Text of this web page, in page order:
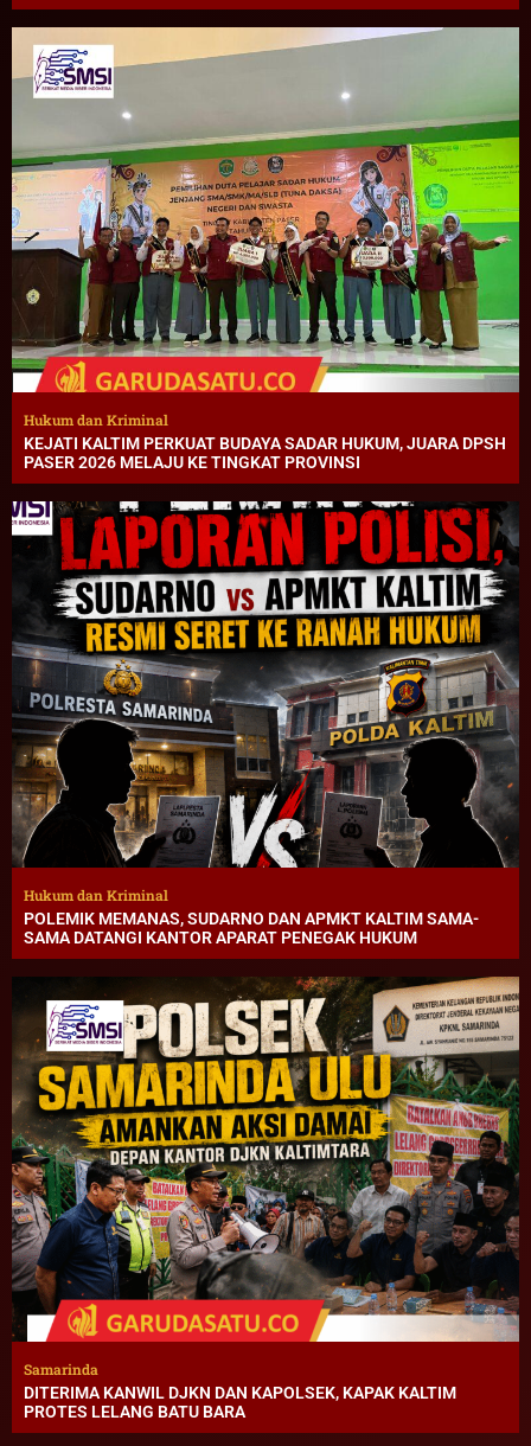
Hukum dan Kriminal
KEJATI KALTIM PERKUAT BUDAYA SADAR HUKUM, JUARA DPSH
PASER 2026 MELAJU KE TINGKAT PROVINSI
Hukum dan Kriminal
POLEMIK MEMANAS, SUDARNO DAN APMKT KALTIM SAMA-
SAMA DATANGI KANTOR APARAT PENEGAK HUKUM
Samarinda
DITERIMA KANWIL DJKN DAN KAPOLSEK, KAPAK KALTIM
PROTES LELANG BATU BARA